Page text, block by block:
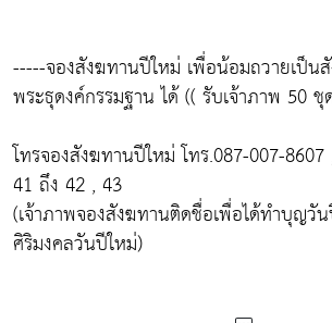
-----จองสังฆทานปีใหม่ เพื่อน้อมถวายเป็น
พระธุดงค์กรรมฐาน ได้ (( รับเจ้าภาพ 50
โทรจองสังฆทานปีใหม่ โทร.087-007-
41 ถึง 42 , 43
(เจ้าภาพจองสังฆทานติดชื่อเพื่อได้ทำบุญวั
ศิริมงคลวันปีใหม่)